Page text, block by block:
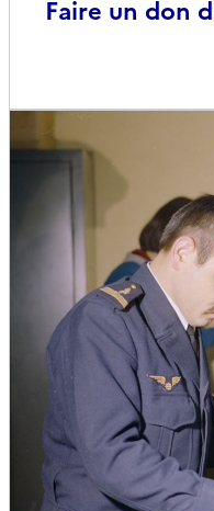
Faire un don